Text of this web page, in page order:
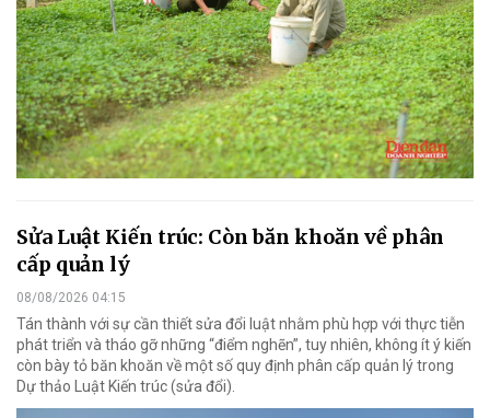
Sửa Luật Kiến trúc: Còn băn khoăn về phân
cấp quản lý
08/08/2026 04:15
Tán thành với sự cần thiết sửa đổi luật nhằm phù hợp với thực tiễn
phát triển và tháo gỡ những “điểm nghẽn”, tuy nhiên, không ít ý kiến
còn bày tỏ băn khoăn về một số quy định phân cấp quản lý trong
Dự thảo Luật Kiến trúc (sửa đổi).